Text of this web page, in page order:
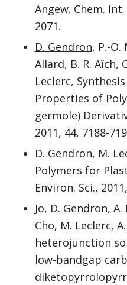
Angew. Chem.
2071.
D. Gendron, P.-
Allard, B. R. Aïch,
Leclerc,
Properties of
germole)
2011, 44, 7188-
D. Gendron, M.
Polymers for
Environ. Sci.,
Jo, D. Gendron, A.
Cho, M. Leclerc,
heterojunction
low-bandgap